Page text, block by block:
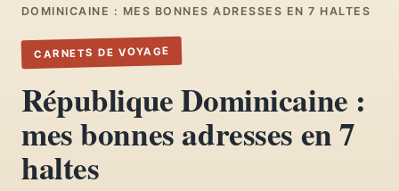
01 Carnets de voyage
Récits, road-trips, itinéraires
Escapades en France
Provence, Paris, Marseille…
DOMINICAINE : MES BONNES ADRESSES EN 7 HALTES
CARNETS DE VOYAGE
République Dominicaine :
mes bonnes adresses en 7
haltes